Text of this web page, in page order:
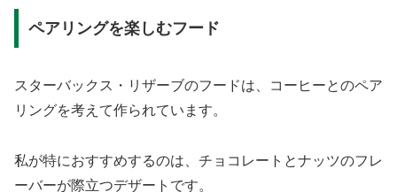
ペアリングを楽しむフード
スターバックス・リザーブのフードは、コーヒーとのペア
リングを考えて作られています。
私が特におすすめするのは、チョコレートとナッツのフレ
ーバーが際立つデザートです。